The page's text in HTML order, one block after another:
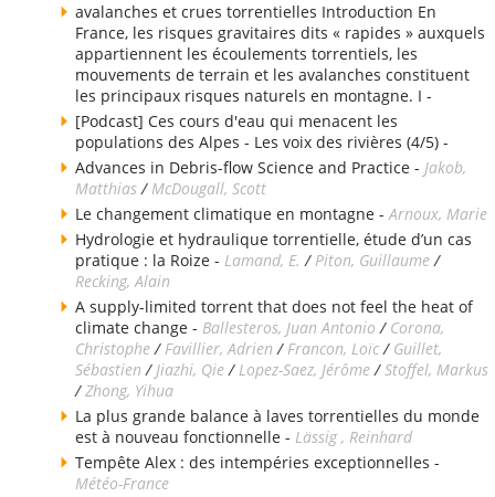
avalanches et crues torrentielles Introduction En
France, les risques gravitaires dits « rapides » auxquels
appartiennent les écoulements torrentiels, les
mouvements de terrain et les avalanches constituent
les principaux risques naturels en montagne. I -
[Podcast] Ces cours d'eau qui menacent les
populations des Alpes - Les voix des rivières (4/5) -
Advances in Debris-flow Science and Practice - Jakob,
Matthias/McDougall, Scott
Le changement climatique en montagne -Arnoux, Marie
Hydrologie et hydraulique torrentielle, étude d’un cas
pratique : la Roize - Lamand, E. / Piton, Guillaume/
Recking, Alain
A supply-limited torrent that does not feel the heat of
climate change - Ballesteros, Juan Antonio / Corona,
Christophe/ Favillier, Adrien / Francon, Loïc/ Guillet,
Sébastien / Jiazhi, Qie/ Lopez-Saez, Jérôme/Stoffel, Markus
/Zhong, Yihua
La plus grande balance à laves torrentielles du monde
est à nouveau fonctionnelle - Lässig , Reinhard
Tempête Alex : des intempéries exceptionnelles -
Météo-France